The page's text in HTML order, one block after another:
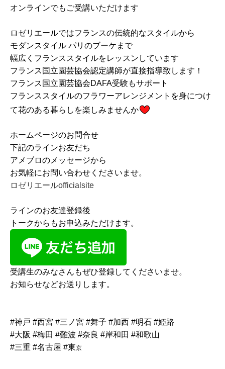
オンラインでもご受講いただけます
ロゼリエールではフランスの伝統的なスタイルから
モダンスタイル パリのブーケまで
幅広くフランススタイルをレッスンしています
フランス国立園芸協会認定講師が直接指導致します！
フランス国立園芸協会DAFA受験もサポート
フランススタイルのフラワーアレンジメントを身につけ
て花のある暮らしを楽しみませんか
ホームページのお問合せ
下記のラインお友だち
アメブロのメッセージから
お気軽にお問い合わせくださいませ。
ロゼリエールofficialsite
ラインのお友達登録後
トークからもお申込みただけます。
受講生のみなさんもぜひ登録してくださいませ。
お知らせなどお送りします。
#神戸 #西宮 #三ノ宮 #舞子 #加西 #明石 #姫路
#大阪 #梅田 #難波 #奈良 #岸和田 #和歌山
#三重 #名古屋 #東京